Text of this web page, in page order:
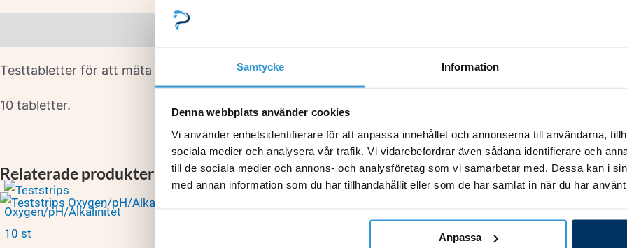
Samtycke Information
Denna webbplats använder cookies
Vi använder enhetsidentifierare för att anpassa innehållet och annonserna till användarna,
sociala medier och analysera vår trafik. Vi vidarebefordrar även sådana identifierare och
till de sociala medier och annons- och analysföretag som vi samarbetar med. Dessa kan i
med annan information som du har tillhandahållit eller som de har samlat in när du har
Anpassa
Testtabletter för att mäta koncentrationen av Cyanursyra, till Autocheck 15, Scuba 2, Sharptest SX
10 tabletter.
Relaterade produkter SLUT I LAGER